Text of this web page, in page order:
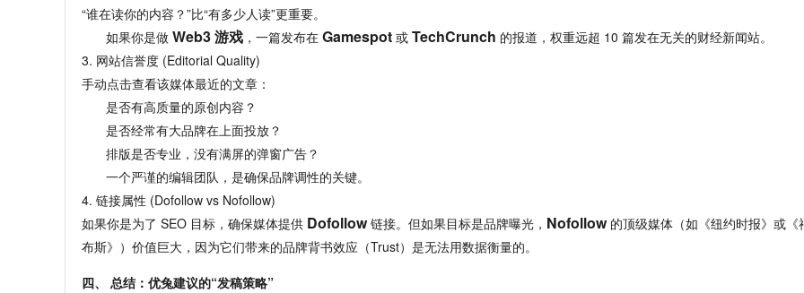
“谁在读你的内容？”比“有多少人读”更重要。
如果你是做 Web3 游戏 ， 一篇发布在 Gamespot 或 TechCrunch 的报道， 权重远超 10 篇发在无关的财经新闻站。
3. 网站信誉度 (Editorial Quality)
手动点击查看该媒体最近的文章：
是否有高质量的原创内容？
是否经常有大品牌在上面投放？
排版是否专业， 没有满屏的弹窗广告？
一个严谨的编辑团队， 是确保品牌调性的关键。
4. 链接属性 (Dofollow vs Nofollow)
如果你是为了 SEO 目标， 确保媒体提供 Dofollow 链接。 但如果目标是品牌曝光， Nofollow 的顶级媒体（如《纽约时报》或《
布斯》）价值巨大， 因为它们带来的品牌背书效应（Trust）是无法用数据衡量的。
四、 总结：优兔建议的“发稿策略”